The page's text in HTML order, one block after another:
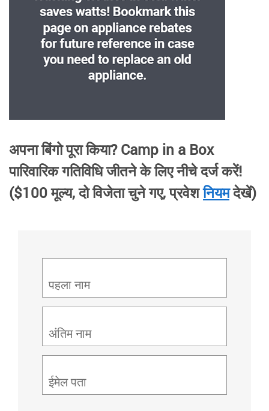
अपना बिंगो पूरा किया? Camp in a Box
पारिवारिक गतिविधि जीतने के लिए नीचे दर्ज करें!
($100 मूल्य, दो विजेता चुने गए, प्रवेशनियमदेखें)
पहला नाम
अंतिम नाम
ईमेल पता